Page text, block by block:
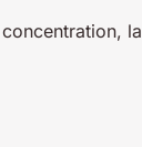
la